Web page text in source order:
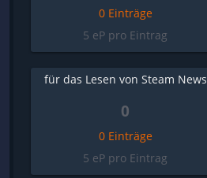
0 Einträge
5 eP pro Eintrag
für das Lesen von Steam News
0
0 Einträge
5 eP pro Eintrag